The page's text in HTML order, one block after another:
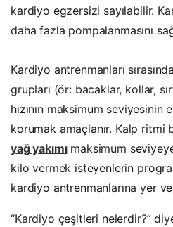
kardiyo egzersizi sayılabilir.
daha fazla pompalanmasını
Kardiyo antrenmanları
grupları (ör: bacaklar, kollar,
hızının maksimum seviyesinin
korumak amaçlanır. Kalp
yağ yakımımaksimum
kilo vermek isteyenlerin
kardiyo antrenmanlarına yer
“Kardiyo çeşitleri nelerdir?”